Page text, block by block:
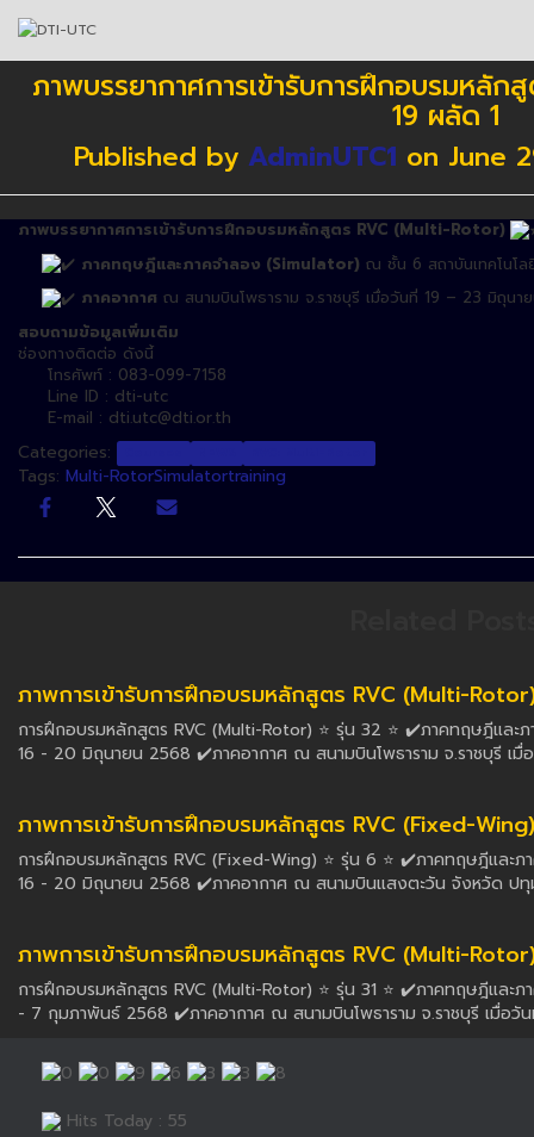
ภาพบรรยากาศการเข้ารับการฝึกอบรมหลั
19 ผลัด 1
Published by AdminUTC1 on June
ภาพบรรยากาศการเข้ารับการฝึกอบรมหลักสูตร RVC (Multi-Rotor)
ภาคทฤษฎีและภาคจำลอง (Simulator) ณ ชั้น 6 สถาบันเทคโนโ
ภาคอากาศ ณ สนามบินโพธาราม จ.ราชบุรี เมื่อวันที่ 19 – 23 มิถุนา
สอบถามข้อมูลเพิ่มเติม
ช่องทางติดต่อ ดังนี้
โทรศัพท์ : 083-099-7158
Line ID : dti-utc
E-mail : dti.utc@dti.or.th
Categories:
Tags: Multi-RotorSimulatortraining
ภาพการเข้ารับการฝึกอบรมหลักสูตร RVC (Multi-
การฝึกอบรมหลักสูตร RVC (Multi-Rotor) ⭐️ รุ่น 32 ⭐️ ✔️ภาคทฤษฎีแล
16 - 20 มิถุนายน 2568 ✔️ภาคอากาศ ณ สนามบินโพธาราม จ.ราชบุรี เ
ภาพการเข้ารับการฝึกอบรมหลักสูตร RVC (Fixed-
การฝึกอบรมหลักสูตร RVC (Fixed-Wing) ⭐️ รุ่น 6 ⭐️ ✔️ภาคทฤษฎีและ
16 - 20 มิถุนายน 2568 ✔️ภาคอากาศ ณ สนามบินแสงตะวัน จังหวัด ปทุ
ภาพการเข้ารับการฝึกอบรมหลักสูตร RVC (Multi-
การฝึกอบรมหลักสูตร RVC (Multi-Rotor) ⭐️ รุ่น 31 ⭐️ ✔️ภาคทฤษฎีแล
- 7 กุมภาพันธ์ 2568 ✔️ภาคอากาศ ณ สนามบินโพธาราม จ.ราชบุรี เมื่อวั
Hits Today : 55